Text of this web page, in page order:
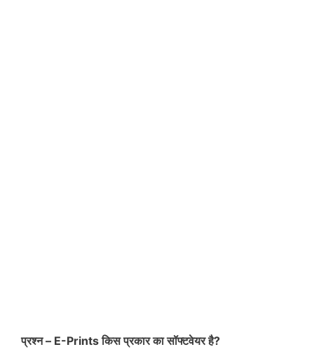
प्रश्न – E-Prints किस प्रकार का सॉफ्टवेयर है?